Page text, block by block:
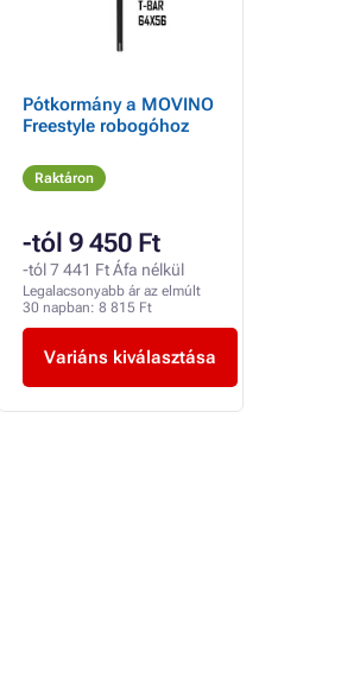
Pótkormány a MOVINO
Freestyle robogóhoz
Raktáron
-tól 9 450 Ft
-tól 7 441 Ft Áfa nélkül
Legalacsonyabb ár az elmúlt
30 napban: 8 815 Ft
Variáns kiválasztása